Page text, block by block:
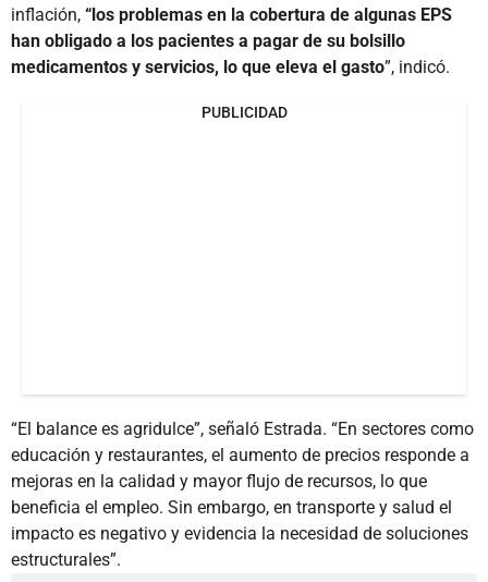
inflación, “los problemas en la cobertura de algunas EPS
han obligado a los pacientes a pagar de su bolsillo
medicamentos y servicios, lo que eleva el gasto”, indicó.
PUBLICIDAD
“El balance es agridulce”, señaló Estrada. “En sectores como
educación y restaurantes, el aumento de precios responde a
mejoras en la calidad y mayor flujo de recursos, lo que
beneficia el empleo. Sin embargo, en transporte y salud el
impacto es negativo y evidencia la necesidad de soluciones
estructurales”.